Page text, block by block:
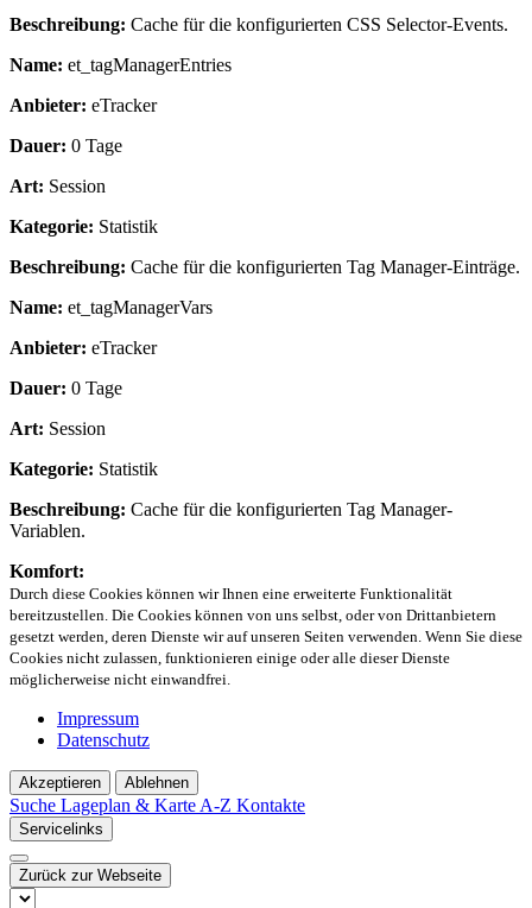
Beschreibung: Cache für die konfigurierten CSS Selector-Events.
Name: et_tagManagerEntries
Anbieter: eTracker
Dauer: 0 Tage
Art: Session
Kategorie: Statistik
Beschreibung: Cache für die konfigurierten Tag Manager-Einträge.
Name: et_tagManagerVars
Anbieter: eTracker
Dauer: 0 Tage
Art: Session
Kategorie: Statistik
Beschreibung: Cache für die konfigurierten Tag Manager-
Variablen.
Komfort:
Durch diese Cookies können wir Ihnen eine erweiterte Funktionalität
bereitzustellen. Die Cookies können von uns selbst, oder von Drittanbietern
gesetzt werden, deren Dienste wir auf unseren Seiten verwenden. Wenn Sie diese
Cookies nicht zulassen, funktionieren einige oder alle dieser Dienste
möglicherweise nicht einwandfrei.
Impressum
Datenschutz
Akzeptieren Ablehnen
Suche Lageplan & Karte A-Z Kontakte
Servicelinks
Zurück zur Webseite